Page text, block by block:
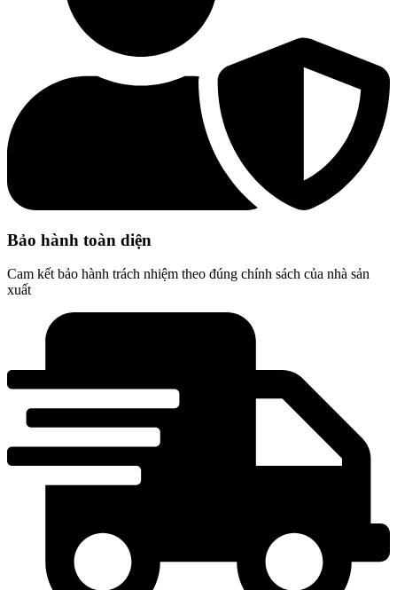
Bảo hành toàn diện
Cam kết bảo hành trách nhiệm theo đúng chính sách của nhà sản
xuất